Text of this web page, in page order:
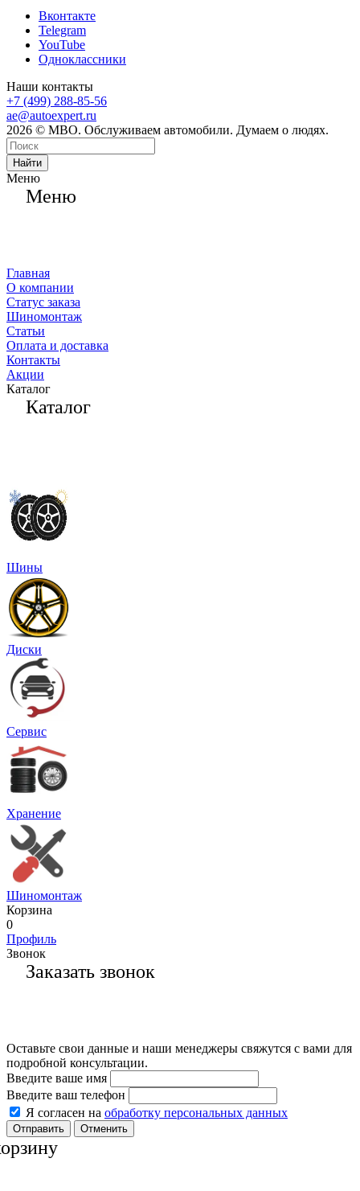
Вконтакте
Telegram
YouTube
Одноклассники
Наши контакты
+7 (499) 288-85-56
ae@autoexpert.ru
2026 © МВО. Обслуживаем автомобили. Думаем о людях.
Найти
Меню
Меню
Главная
О компании
Статус заказа
Шиномонтаж
Статьи
Оплата и доставка
Контакты
Акции
Каталог
Каталог
Шины
Диски
Сервис
Хранение
Шиномонтаж
Корзина
0
Профиль
Звонок
Заказать звонок
Оставьте свои данные и наши менеджеры свяжутся с вами для
подробной консультации.
Введите ваше имя
Введите ваш телефон
Я согласен на обработку персональных данных
Отменить